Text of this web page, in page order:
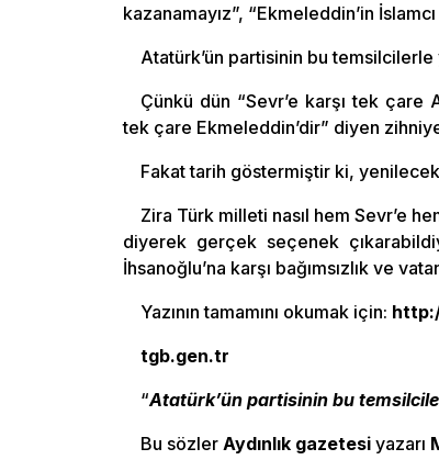
kazanamayız”, “Ekmeleddin’in
Atatürk’ün partisinin bu
Çünkü dün “Sevr’e karşı tek çare
tek çare Ekmeleddin’dir” diyen
Fakat tarih göstermiştir ki,
Zira Türk milleti nasıl hem Sevr’e
diyerek gerçek seçenek
İhsanoğlu’na karşı bağımsızlık ve
Yazının tamamını okumak için:
tgb.gen.tr
“Atatürk’ün partisinin bu
Bu sözler Aydınlık gazetesi yazarı